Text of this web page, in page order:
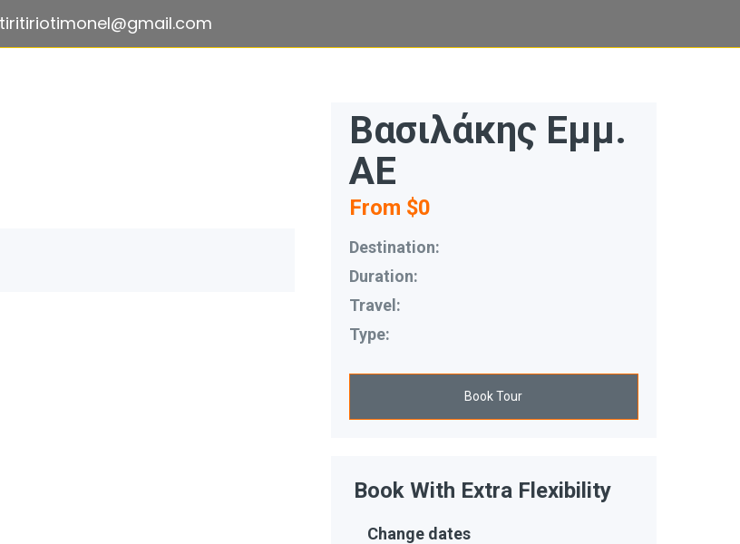
Βασιλάκης Εμμ.
ΑΕ
From $0
Destination:
Duration:
Travel:
Type:
Book Tour
Book With Extra Flexibility
Change dates